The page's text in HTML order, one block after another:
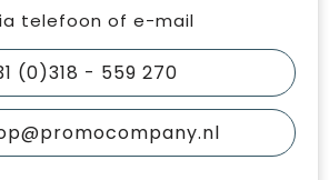
telefoon of e-mail
(0)318 - 559 270